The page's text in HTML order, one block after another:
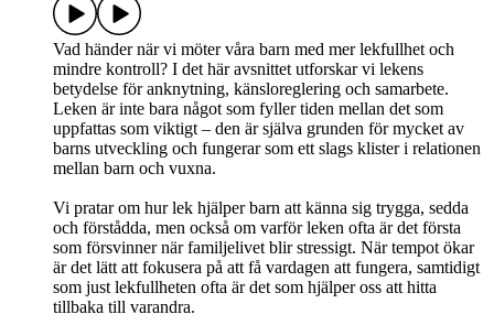
Vad händer när vi möter våra barn med mer lekfullhet och
mindre kontroll? I det här avsnittet utforskar vi lekens
betydelse för anknytning, känsloreglering och samarbete.
Leken är inte bara något som fyller tiden mellan det som
uppfattas som viktigt – den är själva grunden för mycket av
barns utveckling och fungerar som ett slags klister i relationen
mellan barn och vuxna.
Vi pratar om hur lek hjälper barn att känna sig trygga, sedda
och förstådda, men också om varför leken ofta är det första
som försvinner när familjelivet blir stressigt. När tempot ökar
är det lätt att fokusera på att få vardagen att fungera, samtidigt
som just lekfullheten ofta är det som hjälper oss att hitta
tillbaka till varandra.